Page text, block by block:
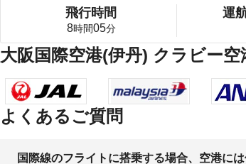
飛行時間
8時間05分
運
大阪国際空港(伊丹) クラビー
よくあるご質問
国際線のフライトに搭乗する場合、空港に